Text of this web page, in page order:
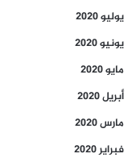
يوليو 2020
يونيو 2020
مايو 2020
أبريل 2020
مارس 2020
فبراير 2020